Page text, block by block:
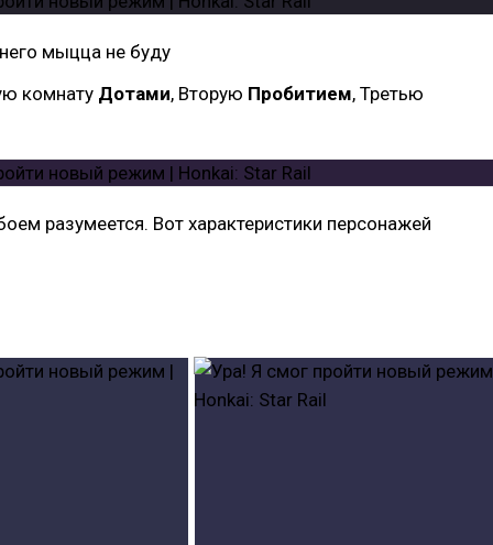
мыцца не буду
комнату Дотами, Вторую Пробитием, Третью
разумеется. Вот характеристики персонажей